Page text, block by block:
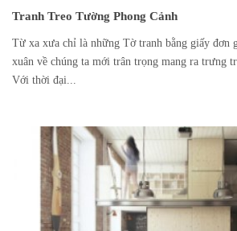
Tranh Treo Tường Phong Cảnh
Từ xa xưa chỉ là những Tờ tranh bằng giấy đơn
xuân về chúng ta mới trân trọng mang ra trưng
Với thời đại...